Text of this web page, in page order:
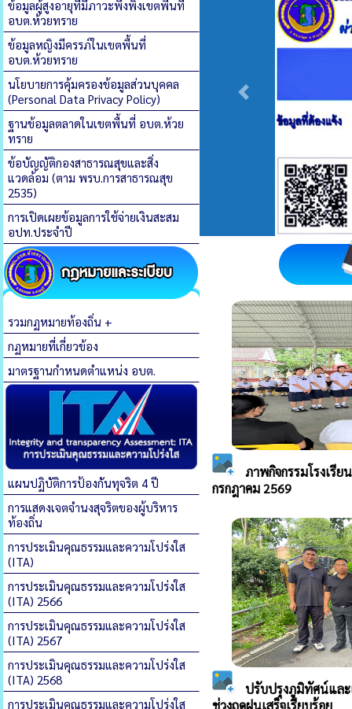
ข้อมูลผู้สูงอายุที่มีภาวะพึ่งพิงเขตพื้นที่
อบต.ห้วยทราย
ข้อมูลหญิงมีครรภ์ในเขตพื้นที่
อบต.ห้วยทราย
นโยบายการคุ้มครองข้อมูลส่วนบุคคล
(Personal Data Privacy Policy)
ฐานข้อมูลตลาดในเขตพื้นที่ อบต.ห้วย
ทราย
ข้อบัญญัติกองสาธารณสุขและสิ่ง
แวดล้อม (ตาม พรบ.การสาธารณสุข
2535)
การเปิดเผยข้อมูลการใช้จ่ายเงินสะสม
อปท.ประจำปี
รวมกฏหมายท้องถิ่น +
กฏหมายที่เกี่ยวข้อง
มาตรฐานกำหนดตำแหน่ง อบต.
แผนปฏิบัติการป้องกันทุจริต 4 ปี
การแสดงเจตจำนงสุจริตของผู้บริหาร
ท้องถิ่น
การประเมินคุณธรรมและความโปร่งใส
(ITA)
การประเมินคุณธรรมและความโปร่งใส
(ITA) 2566
การประเมินคุณธรรมและความโปร่งใส
(ITA) 2567
การประเมินคุณธรรมและความโปร่งใส
(ITA) 2568
การประเมินคุณธรรมและความโปร่งใส